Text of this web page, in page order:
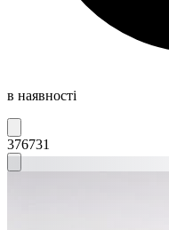
в наявності
376731